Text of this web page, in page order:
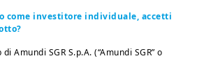
come investitore individuale, accetti
Amundi SGR S.p.A. (“Amundi SGR” o
risentono meno di
dei dazi USA e sono
piani della Germania e
in Ucraina.